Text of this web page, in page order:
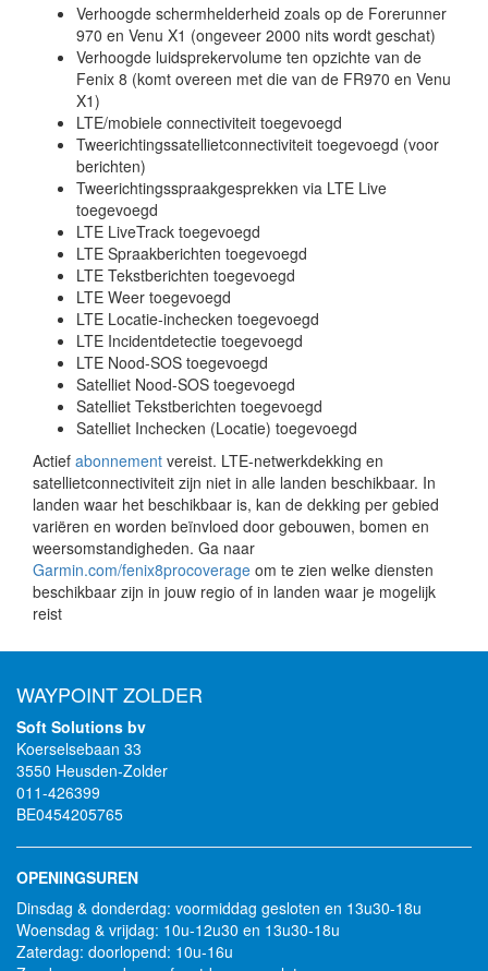
Verhoogde schermhelderheid zoals op de Forerunner
970 en Venu X1 (ongeveer 2000 nits wordt geschat)
Verhoogde luidsprekervolume ten opzichte van de
Fenix ​​8 (komt overeen met die van de FR970 en Venu
X1)
LTE/mobiele connectiviteit toegevoegd
Tweerichtingssatellietconnectiviteit toegevoegd (voor
berichten)
Tweerichtingsspraakgesprekken via LTE Live
toegevoegd
LTE LiveTrack toegevoegd
LTE Spraakberichten toegevoegd
LTE Tekstberichten toegevoegd
LTE Weer toegevoegd
LTE Locatie-inchecken toegevoegd
LTE Incidentdetectie toegevoegd
LTE Nood-SOS toegevoegd
Satelliet Nood-SOS toegevoegd
Satelliet Tekstberichten toegevoegd
Satelliet Inchecken (Locatie) toegevoegd
Actief abonnement vereist. LTE-netwerkdekking en
satellietconnectiviteit zijn niet in alle landen beschikbaar. In
landen waar het beschikbaar is, kan de dekking per gebied
variëren en worden beïnvloed door gebouwen, bomen en
weersomstandigheden. Ga naar
Garmin.com/fenix8procoverage om te zien welke diensten
beschikbaar zijn in jouw regio of in landen waar je mogelijk
reist
WAYPOINT ZOLDER
Soft Solutions bv
Koerselsebaan 33
3550 Heusden-Zolder
011-426399
BE0454205765
OPENINGSUREN
Dinsdag & donderdag: voormiddag gesloten en 13u30-18u
Woensdag & vrijdag: 10u-12u30 en 13u30-18u
Zaterdag: doorlopend: 10u-16u